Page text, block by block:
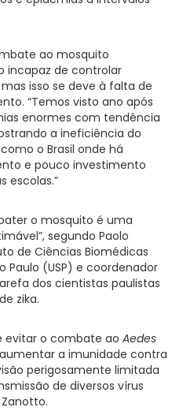
ao mosquito
incapaz de controlar
isso se deve à falta de
“Temos visto ano após
enormes com tendência
a ineficiência do
o Brasil onde há
e pouco investimento
escolas.”
o mosquito é uma
segundo Paolo
de Ciências Biomédicas
Paulo (USP) e coordenador
dos cientistas paulistas
zika.
evitar o combate ao Aedes
a imunidade contra
perigosamente limitada
de diversos vírus